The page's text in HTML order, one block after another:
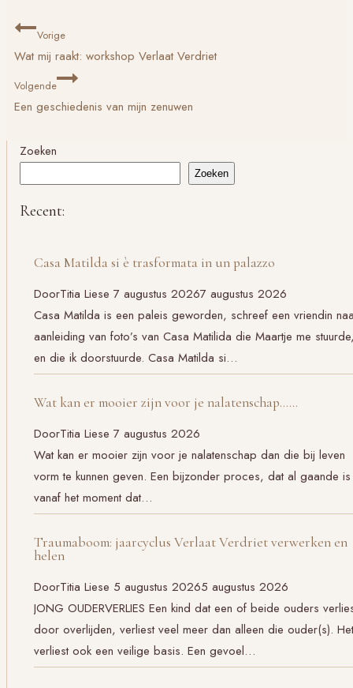
Bericht
navigatie
Vorige
Wat mij raakt: workshop Verlaat Verdriet
Volgende
Een geschiedenis van mijn zenuwen
Zoeken
Zoeken
Recent:
Casa Matilda si è trasformata in un palazzo
DoorTitia Liese 7 augustus 20267 augustus 2026
Casa Matilda is een paleis geworden, schreef een vriendin
aanleiding van foto’s van Casa Matilida die Maartje me
en die ik doorstuurde. Casa Matilda si…
Wat kan er mooier zijn voor je nalatenschap……
DoorTitia Liese 7 augustus 2026
Wat kan er mooier zijn voor je nalatenschap dan die bij leven
vorm te kunnen geven. Een bijzonder proces, dat al gaande is
vanaf het moment dat…
Traumaboom: jaarcyclus Verlaat Verdriet verwerken en
helen
DoorTitia Liese 5 augustus 20265 augustus 2026
JONG OUDERVERLIES Een kind dat een of beide ouders
door overlijden, verliest veel meer dan alleen die ouder(s). Het
verliest ook een veilige basis. Een gevoel…